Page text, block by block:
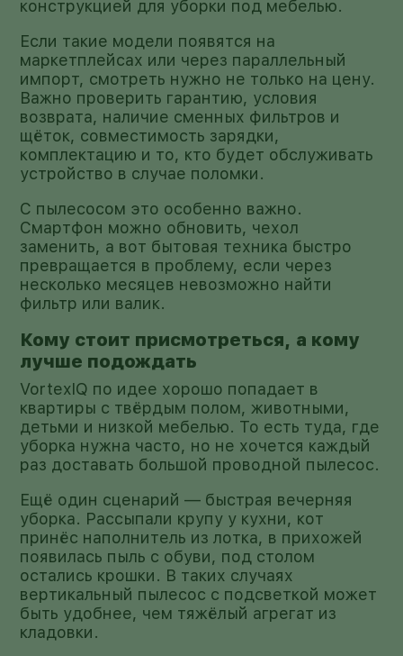
конструкцией для уборки под мебелью.
Если такие модели появятся на
маркетплейсах или через параллельный
импорт, смотреть нужно не только на цену.
Важно проверить гарантию, условия
возврата, наличие сменных фильтров и
щёток, совместимость зарядки,
комплектацию и то, кто будет обслуживать
устройство в случае поломки.
С пылесосом это особенно важно.
Смартфон можно обновить, чехол
заменить, а вот бытовая техника быстро
превращается в проблему, если через
несколько месяцев невозможно найти
фильтр или валик.
Кому стоит присмотреться, а кому
лучше подождать
VortexIQ по идее хорошо попадает в
квартиры с твёрдым полом, животными,
детьми и низкой мебелью. То есть туда, где
уборка нужна часто, но не хочется каждый
раз доставать большой проводной пылесос.
Ещё один сценарий — быстрая вечерняя
уборка. Рассыпали крупу у кухни, кот
принёс наполнитель из лотка, в прихожей
появилась пыль с обуви, под столом
остались крошки. В таких случаях
вертикальный пылесос с подсветкой может
быть удобнее, чем тяжёлый агрегат из
кладовки.